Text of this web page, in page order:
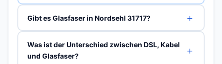
Gibt es Glasfaser in Nordsehl 31717?
Was ist der Unterschied zwischen DSL, Kabel
und Glasfaser?